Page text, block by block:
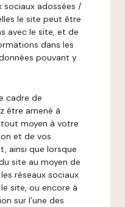
sociaux adossées /
le site peut être
avec le site, et de
dans les
pouvant y
cadre de
être amené à
moyen à votre
et de vos
ainsi que lorsque
site au moyen de
réseaux sociaux
site, ou encore à
sur l’une des